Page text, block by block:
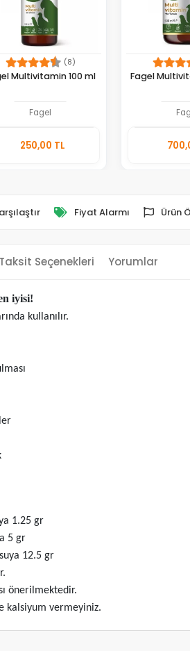
(8)
Multivitamin 100 ml
Fagel
250,00 TL
Fagel
Fiyat Alarmı Ürün
Taksit Seçenekleri Yorumlar
iyisi!
kullanılır.
1.25 gr
5 gr
12.5 gr
önerilmektedir.
kalsiyum vermeyiniz.